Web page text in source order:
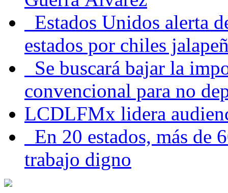
Estados Unidos alerta
estados por chiles
Se buscará bajar la
convencional para no
LCDLFMx lidera
En 20 estados, más de
trabajo digno